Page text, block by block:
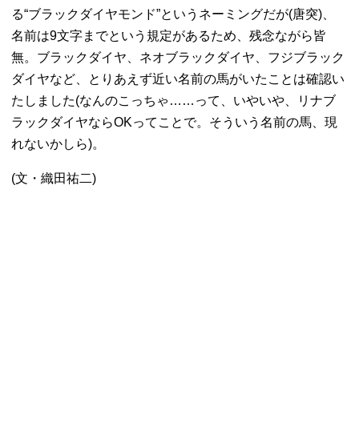
る“ブラックダイヤモンド”というネーミングだが(唐突)、
名前は9文字までという規定があるため、残念ながら皆
無。ブラックダイヤ、ネオブラックダイヤ、フジブラック
ダイヤなど、とりあえず近い名前の馬がいたことは確認い
たしました(なんのこっちゃ……って、いやいや、リナブ
ラックダイヤならOKってことで。そういう名前の馬、現
れないかしら)。
(文・織田祐二)